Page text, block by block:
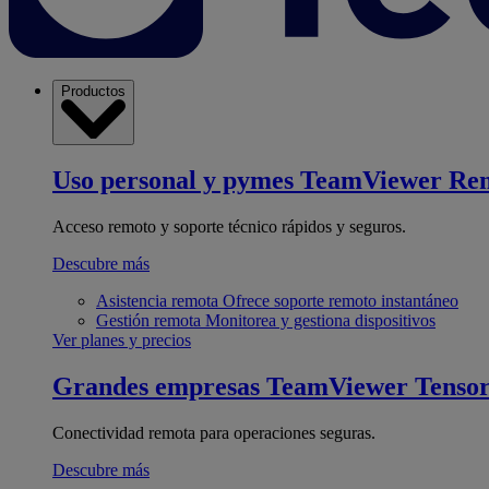
Productos
Uso personal y pymes TeamViewer
Acceso remoto y soporte técnico rápidos y seguros.
Descubre más
Asistencia remota Ofrece soporte remoto instantáneo
Gestión remota Monitorea y gestiona dispositivos
Ver planes y precios
Grandes empresas TeamViewer Tensor
Conectividad remota para operaciones seguras.
Descubre más